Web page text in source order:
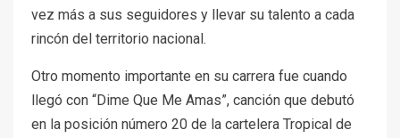
vez más a sus seguidores y llevar su talento a cada
rincón del territorio nacional.
Otro momento importante en su carrera fue cuando
llegó con “Dime Que Me Amas”, canción que debutó
en la posición número 20 de la cartelera Tropical de